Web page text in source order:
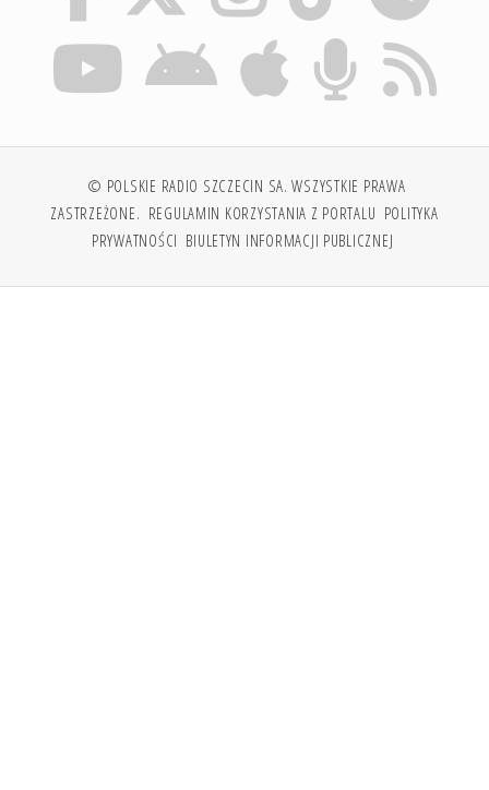
© POLSKIE RADIO SZCZECIN SA. WSZYSTKIE PRAWA
ZASTRZEŻONE. REGULAMIN KORZYSTANIA Z PORTALU POLITYKA
PRYWATNOŚCI BIULETYN INFORMACJI PUBLICZNEJ